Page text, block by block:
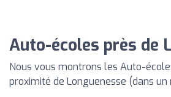
Auto-écoles près de
Nous vous montrons les Auto-
proximité de Longuenesse (dans